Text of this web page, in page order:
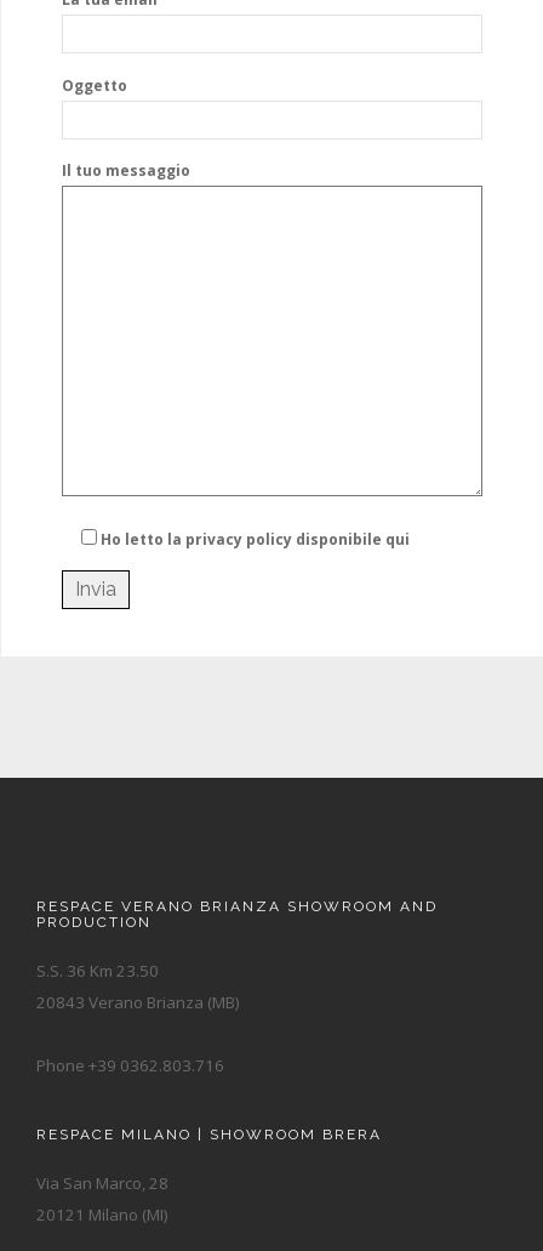
Oggetto
Il tuo messaggio
Ho letto la privacy policy disponibile qui
RESPACE VERANO BRIANZA SHOWROOM AND
PRODUCTION
S.S. 36 Km 23.50
20843 Verano Brianza (MB)
Phone +39 0362.803.716
RESPACE MILANO | SHOWROOM BRERA
Via San Marco, 28
20121 Milano (MI)